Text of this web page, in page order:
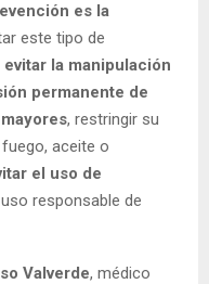
es la
este tipo de
evitar la manipulación
permanente de
, restringir su
aceite o
el uso de
responsable de
Valverde, médico